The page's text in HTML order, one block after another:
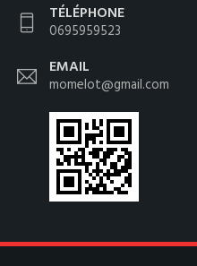
TÉLÉPHONE
0695959523
EMAIL
momelot@gmail.com